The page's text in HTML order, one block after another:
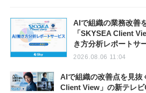
AIで組織の業務改善
「SKYSEA Client
き方分析レポートサ
2026.08.06 11:04
AIで組織の改善点を見抜
Client View」の新テレ